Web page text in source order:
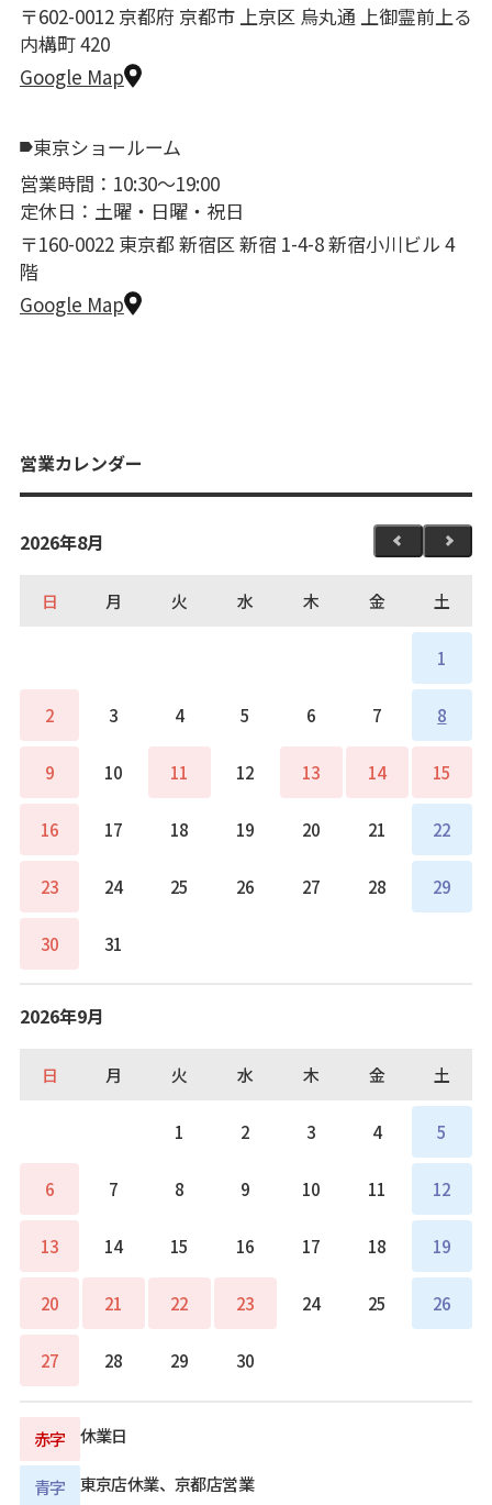
〒602-0012 京都府 京都市 上京区 烏丸通 上御霊前上る
内構町 420
Google Map
東京ショールーム
営業時間：10:30〜19:00
定休日：土曜・日曜・祝日
〒160-0022 東京都 新宿区 新宿 1-4-8 新宿小川ビル 4
階
Google Map
営業カレンダー
2026年8月
日 月 火 水 木 金 土
1
2 3 4 5 6 7 8
9 10 11 12 13 14 15
16 17 18 19 20 21 22
23 24 25 26 27 28 29
30 31
2026年9月
日 月 火 水 木 金 土
1 2 3 4 5
6 7 8 9 10 11 12
13 14 15 16 17 18 19
20 21 22 23 24 25 26
27 28 29 30
赤字 休業日
青字 東京店休業、京都店営業